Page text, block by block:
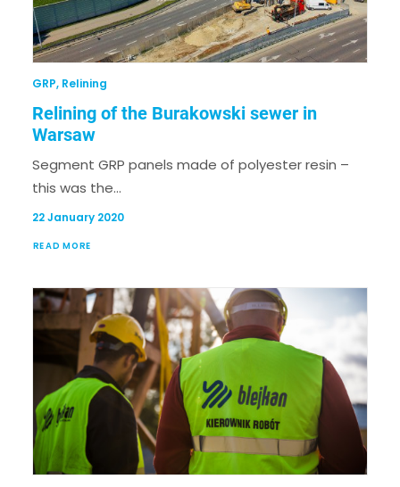
GRP, Relining
Relining of the Burakowski sewer in
Warsaw
Segment GRP panels made of polyester resin –
this was the…
22 January 2020
READ MORE